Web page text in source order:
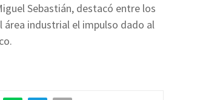
Sebastián, destacó entre los
área industrial el impulso dado al